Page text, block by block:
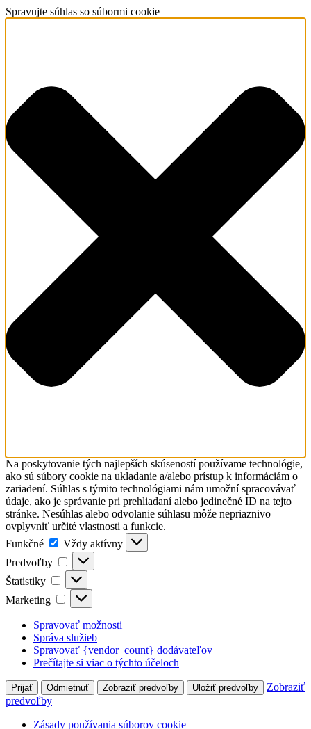
Spravujte súhlas so súbormi cookie
Na poskytovanie tých najlepších skúseností používame technológie,
ako sú súbory cookie na ukladanie a/alebo prístup k informáciám o
zariadení. Súhlas s týmito technológiami nám umožní spracovávať
údaje, ako je správanie pri prehliadaní alebo jedinečné ID na tejto
stránke. Nesúhlas alebo odvolanie súhlasu môže nepriaznivo
ovplyvniť určité vlastnosti a funkcie.
Funkčné
Funkčné
Vždy aktívny
Predvoľby
Predvoľby
Štatistiky Štatistiky
Marketing Marketing
Spravovať možnosti
Správa služieb
Spravovať {vendor_count} dodávateľov
Prečítajte si viac o týchto účeloch
Prijať Odmietnuť Zobraziť predvoľby Uložiť predvoľby
Zobraziť
predvoľby
Zásady používania súborov cookie